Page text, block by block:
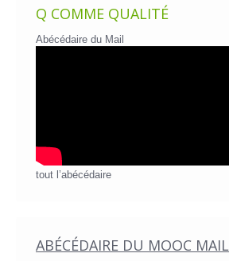
Q COMME QUALITÉ
Abécédaire du Mail
tout l’abécédaire
ABÉCÉDAIRE DU MOOC MAIL